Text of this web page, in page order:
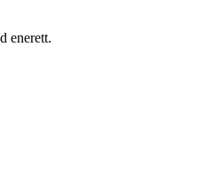
enerett.